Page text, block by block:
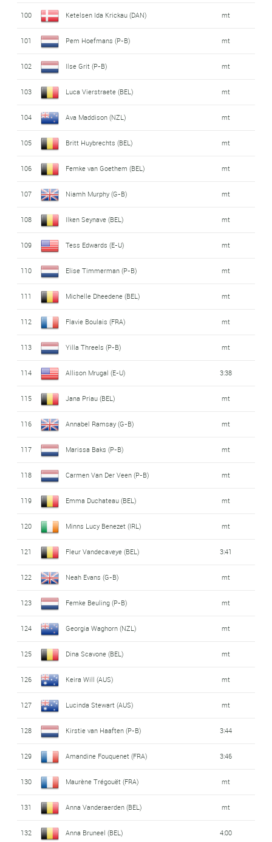
100 Ketelsen Ida Krickau (DAN) mt
101 Pem Hoefmans (P-B) mt
102 Ilse Grit (P-B) mt
103 Luca Vierstraete (BEL) mt
104 Ava Maddison (NZL) mt
105 Britt Huybrechts (BEL) mt
106 Femke van Goethem (BEL) mt
107 Niamh Murphy (G-B) mt
108 Ilken Seynave (BEL) mt
109 Tess Edwards (E-U) mt
110 Elise Timmerman (P-B) mt
111 Michelle Dheedene (BEL) mt
112 Flavie Boulais (FRA) mt
113 Yilla Threels (P-B) mt
114 Allison Mrugal (E-U) 3:38
115 Jana Priau (BEL) mt
116 Annabel Ramsay (G-B) mt
117 Marissa Baks (P-B) mt
118 Carmen Van Der Veen (P-B) mt
119 Emma Duchateau (BEL) mt
120 Minns Lucy Benezet (IRL) mt
121 Fleur Vandecaveye (BEL) 3:41
122 Neah Evans (G-B) mt
123 Femke Beuling (P-B) mt
124 Georgia Waghorn (NZL) mt
125 Dina Scavone (BEL) mt
126 Keira Will (AUS) mt
127 Lucinda Stewart (AUS) mt
128 Kirstie van Haaften (P-B) 3:44
129 Amandine Fouquenet (FRA) 3:46
130 Maurène Trégouët (FRA) mt
131 Anna Vanderaerden (BEL) mt
132 Anna Bruneel (BEL) 4:00